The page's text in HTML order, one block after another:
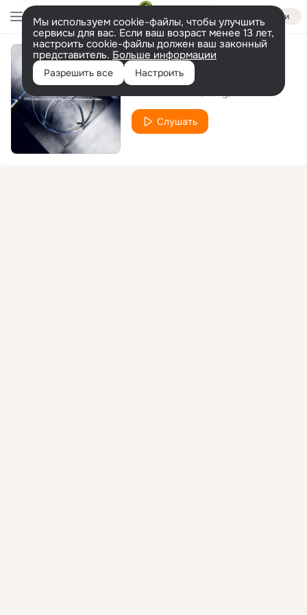
Войти
Мы используем cookie-файлы, чтобы улучшить
сервисы для вас. Если ваш возраст менее 13 лет,
настроить cookie-файлы должен ваш законный
представитель. Больше информации
Разрешить все Настроить
Lose My Breath
Слушать